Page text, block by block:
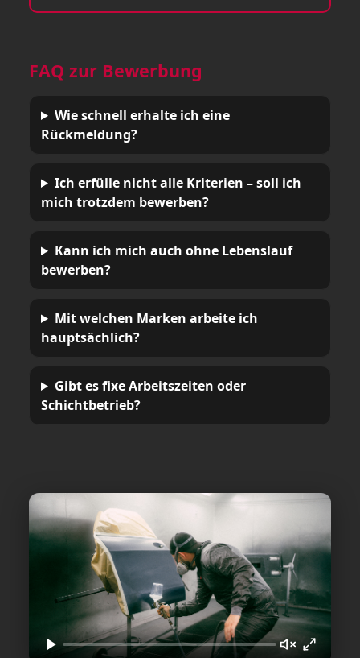
FAQ zur Bewerbung
Wie schnell erhalte ich eine
Rückmeldung?
Ich erfülle nicht alle Kriterien – soll ich
mich trotzdem bewerben?
Kann ich mich auch ohne Lebenslauf
bewerben?
Mit welchen Marken arbeite ich
hauptsächlich?
Gibt es fixe Arbeitszeiten oder
Schichtbetrieb?